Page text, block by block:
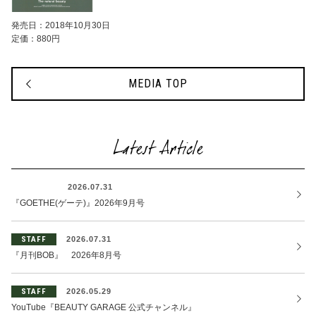
発売日：2018年10月30日
定価：880円
MEDIA TOP
Latest Article
2026.07.31
『GOETHE(ゲーテ)』2026年9月号
STAFF 2026.07.31
『月刊BOB』 2026年8月号
STAFF 2026.05.29
YouTube『BEAUTY GARAGE 公式チャンネル』